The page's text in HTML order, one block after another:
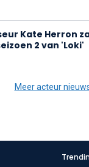
Kate Herron
2 van 'Loki'
Meer acteur